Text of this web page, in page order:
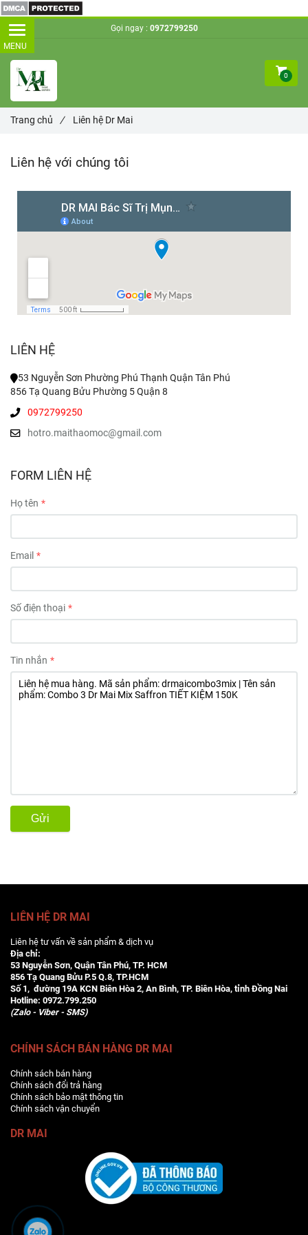
Liên hệ với chúng tôi
LIÊN HỆ
53 Nguyễn Sơn Phường Phú Thạnh Quận Tân Phú
856 Tạ Quang Bửu Phường 5 Quận 8
0972799250
hotro.maithaomoc@gmail.com
FORM LIÊN HỆ
Họ tên
Email
Số điện thoại
Tin nhắn
Gửi
Trang chủ / Liên hệ Dr Mai
Gọi ngay : 0972799250
0
LIÊN HỆ DR MAI
Liên hệ tư vấn về sản phẩm & dịch vụ
Địa chỉ:
53 Nguyễn Sơn, Quận Tân Phú, TP. HCM
856 Tạ Quang Bửu P.5 Q.8, TP.HCM
Số 1, đường 19A KCN Biên Hòa 2, An Bình, TP. Biên Hòa, tỉnh Đồng Nai
Hotline: 0972.799.250
(Zalo - Viber - SMS)
CHÍNH SÁCH BÁN HÀNG DR MAI
Chính sách bán hàng
Chính sách đổi trả hàng
Chính sách bảo mật thông tin
Chính sách vận chuyển
DR MAI